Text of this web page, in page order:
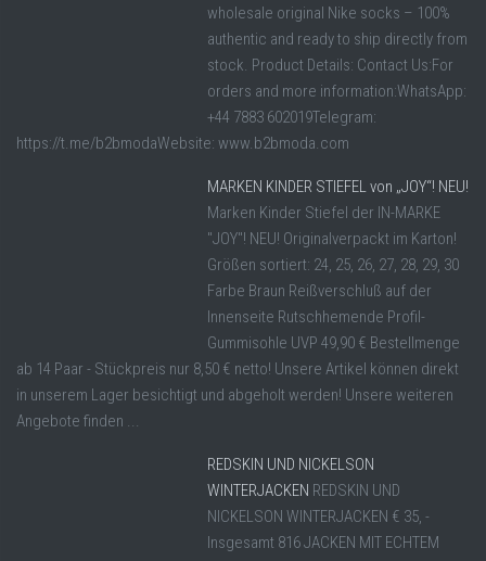
wholesale original Nike socks – 100%
authentic and ready to ship directly from
stock. Product Details: Contact Us:For
orders and more information:WhatsApp:
+44 7883 602019Telegram:
https://t.me/b2bmodaWebsite: www.b2bmoda.com
MARKEN KINDER STIEFEL von „JOY“! NEU!
Marken Kinder Stiefel der IN-MARKE
"JOY"! NEU! Originalverpackt im Karton!
Größen sortiert: 24, 25, 26, 27, 28, 29, 30
Farbe Braun Reißverschluß auf der
Innenseite Rutschhemende Profil-
Gummisohle UVP 49,90 € Bestellmenge
ab 14 Paar - Stückpreis nur 8,50 € netto! Unsere Artikel können direkt
in unserem Lager besichtigt und abgeholt werden! Unsere weiteren
Angebote finden ...
REDSKIN UND NICKELSON
WINTERJACKEN REDSKIN UND
NICKELSON WINTERJACKEN € 35, -
Insgesamt 816 JACKEN MIT ECHTEM